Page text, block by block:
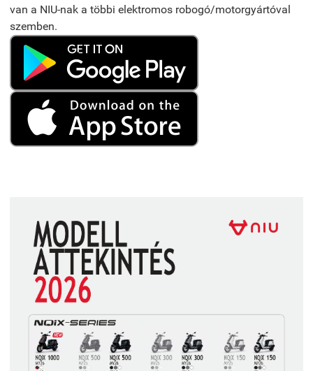
van a NIU-nak a többi elektromos robogó/motorgyártóval
szemben.